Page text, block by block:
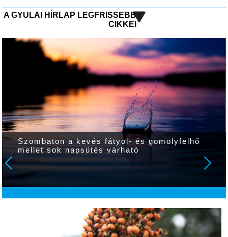
A GYULAI HÍRLAP LEGFRISSEBB
CIKKEI
Szombaton a kevés fátyol- és gomolyfelhő
mellet sok napsütés várható